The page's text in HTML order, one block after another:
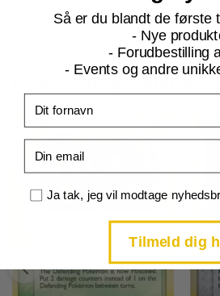
Relaterede produkter
Så er du blandt de første
- Nye
- Forudbestilling
- Events og andre
Samtykke
Ja tak, jeg vil modtage
Tilmeld dig